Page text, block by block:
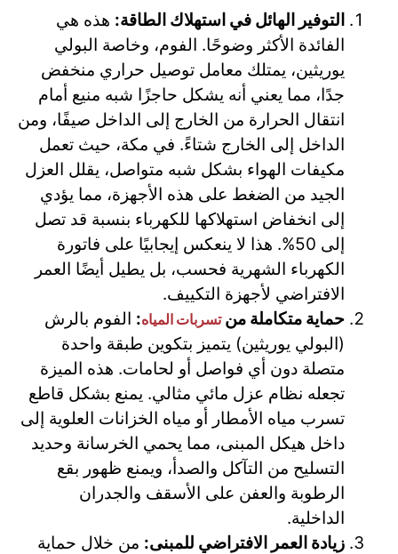
التوفير الهائل في استهلاك الطاقة: هذه هي
الفائدة الأكثر وضوحًا. الفوم، وخاصة البولي
يوريثين، يمتلك معامل توصيل حراري منخفض
جدًا، مما يعني أنه يشكل حاجزًا شبه منيع أمام
انتقال الحرارة من الخارج إلى الداخل صيفًا، ومن
الداخل إلى الخارج شتاءً. في مكة، حيث تعمل
مكيفات الهواء بشكل شبه متواصل، يقلل العزل
الجيد من الضغط على هذه الأجهزة، مما يؤدي
إلى انخفاض استهلاكها للكهرباء بنسبة قد تصل
إلى 50%. هذا لا ينعكس إيجابيًا على فاتورة
الكهرباء الشهرية فحسب، بل يطيل أيضًا العمر
الافتراضي لأجهزة التكييف.
حماية متكاملة منتسربات المياه: الفوم بالرش
(البولي يوريثين) يتميز بتكوين طبقة واحدة
متصلة دون أي فواصل أو لحامات. هذه الميزة
تجعله نظام عزل مائي مثالي. يمنع بشكل قاطع
تسرب مياه الأمطار أو مياه الخزانات العلوية إلى
داخل هيكل المبنى، مما يحمي الخرسانة وحديد
التسليح من التآكل والصدأ، ويمنع ظهور بقع
الرطوبة والعفن على الأسقف والجدران
الداخلية.
زيادة العمر الافتراضي للمبنى: من خلال حماية